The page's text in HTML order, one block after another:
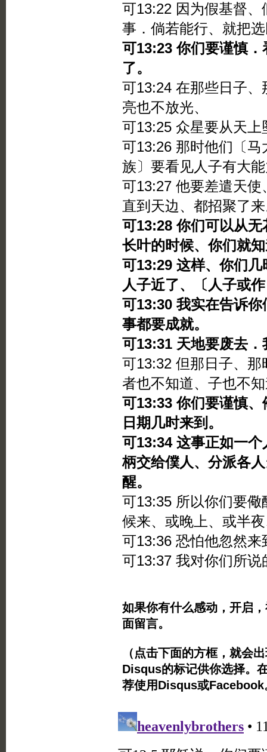
可13:22 因为假基督
事．倘若能行、就把
可13:23 你们要谨慎
了。
可13:24 在那些日子
亮也不放光、
可13:25 众星要从天
可13:26 那时他们〔
族〕要看见人子有大
可13:27 他要差遣天
直到天边、都招聚了
可13:28 你们可以从
长叶的时候、你们就
可13:29 这样、你们
人子近了、〔人子或
可13:30 我实在告诉
事都要成就。
可13:31 天地要废去
可13:32 但那日子、
者也不知道、子也不
可13:33 你们要谨慎
日期几时来到。
可13:34 这事正如一
柄交给僕人、分派各
醒。
可13:35 所以你们要
候来、或晚上、或半
可13:36 恐怕他忽然
可13:37 我对你们所
如果你有什么感动，开启
面留言。
（点击下面的方框，就会
Disqus的标记供你选择。
荐使用Disqus或